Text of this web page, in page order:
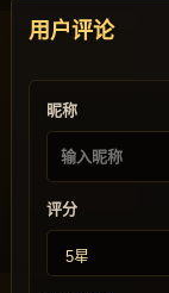
用户评论
昵称
评分